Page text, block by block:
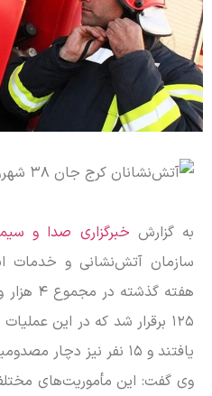
به گزارش خبرگزاری صدا و
سازمان آتش‌نشانی و خدمات
یافتند و ۱۵ نفر نیز دچار مصدومیت شدند.
وی گفت: این مأموریت‌های